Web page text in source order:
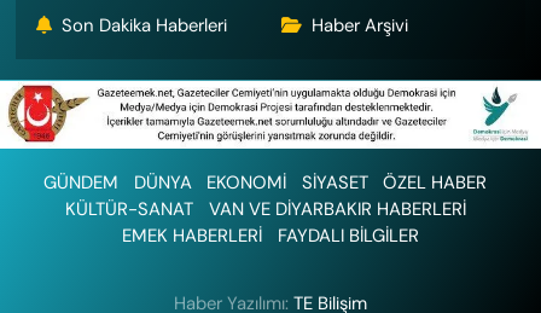
Son Dakika Haberleri Haber Arşivi
GÜNDEM DÜNYA EKONOMİ SİYASET
ÖZEL HABER
KÜLTÜR-SANAT
VAN VE DİYARBAKIR HABERLERİ
EMEK HABERLERİ
FAYDALI BİLGİLER
Haber Yazılımı: TE Bilişim